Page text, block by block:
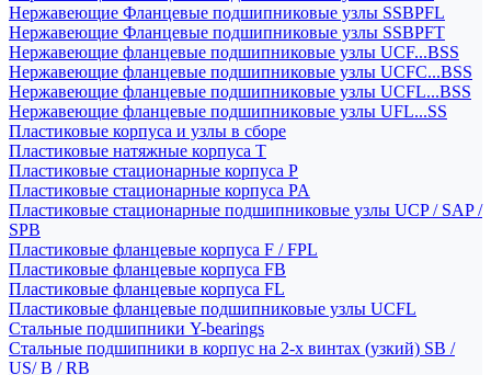
Нержавеющие Фланцевые подшипниковые узлы SSBPFL
Нержавеющие Фланцевые подшипниковые узлы SSBPFT
Нержавеющие фланцевые подшипниковые узлы UCF...BSS
Нержавеющие фланцевые подшипниковые узлы UCFC...BSS
Нержавеющие фланцевые подшипниковые узлы UCFL...BSS
Нержавеющие фланцевые подшипниковые узлы UFL...SS
Пластиковые корпуса и узлы в сборе
Пластиковые натяжные корпуса T
Пластиковые стационарные корпуса P
Пластиковые стационарные корпуса PA
Пластиковые стационарные подшипниковые узлы UCP / SAP /
SPB
Пластиковые фланцевые корпуса F / FPL
Пластиковые фланцевые корпуса FB
Пластиковые фланцевые корпуса FL
Пластиковые фланцевые подшипниковые узлы UCFL
Стальные подшипники Y-bearings
Стальные подшипники в корпус на 2-х винтах (узкий) SB /
US/ B / RB